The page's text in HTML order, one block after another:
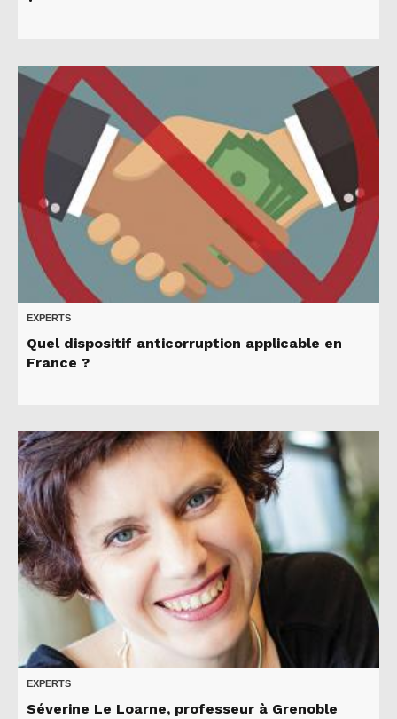
EXPERTS
Quel dispositif anticorruption applicable en
France ?
EXPERTS
Séverine Le Loarne, professeur à Grenoble